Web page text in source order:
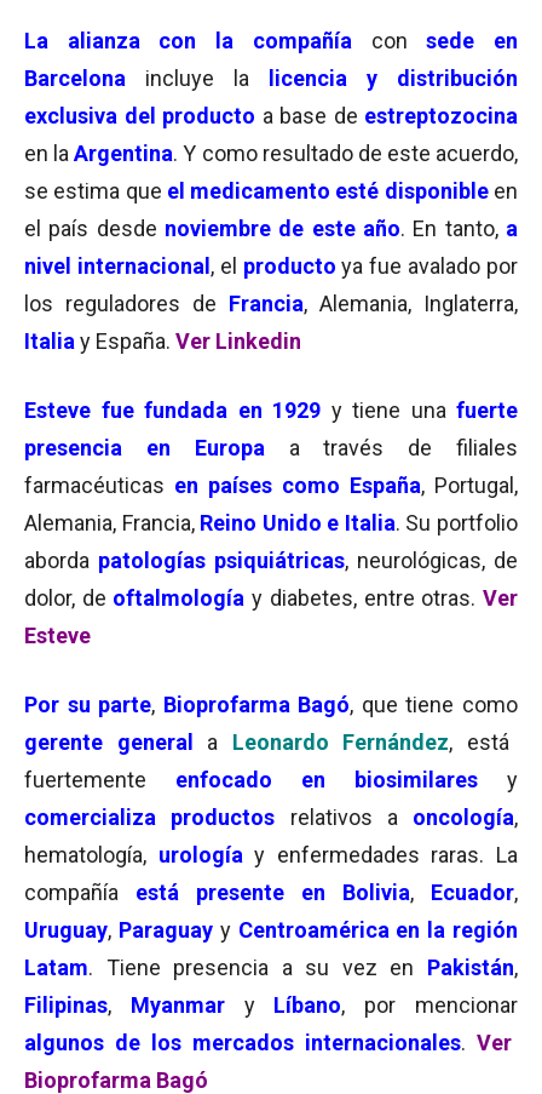
La alianza con la compañía consede en
Barcelona
incluye la licencia y distribución
exclusiva del producto a base de estreptozocina
en la Argentina. Y como resultado de este acuerdo,
se estima que el medicamento esté disponibleen
el país desde noviembre de este año. En tanto, a
nivel internacional , el producto ya fue avalado por
los reguladores de Francia, Alemania, Inglaterra,
Italia y España. Ver Linkedin
Esteve fue fundada en 1929 y tiene una fuerte
presencia en Europa
a través de filiales
farmacéuticas en países como España, Portugal,
Alemania, Francia,Reino Unido e Italia. Su portfolio
aborda patologías psiquiátricas, neurológicas, de
dolor, de oftalmología y diabetes, entre otras.Ver
Esteve
Por su parte, Bioprofarma Bagó, que tiene como
gerente general
a Leonardo Fernández, está
fuertemente enfocado en biosimilares y
comercializa productos relativos a oncología,
hematología, urología y enfermedades raras. La
compañía está presente en Bolivia, Ecuador,
Uruguay, Paraguayy Centroamérica en la región
Latam. Tiene presencia a su vez en Pakistán,
Filipinas, Myanmary Líbano, por mencionar
algunos de los mercados internacionales. Ver
Bioprofarma Bagó